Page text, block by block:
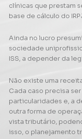
clínicas que prestam
base de cálculo do
Ainda no lucro
sociedade
ISS, a depender da
Não existe uma
Cada caso precisa
particularidades e, a
outra forma de
vista tributário,
isso, o planejamento